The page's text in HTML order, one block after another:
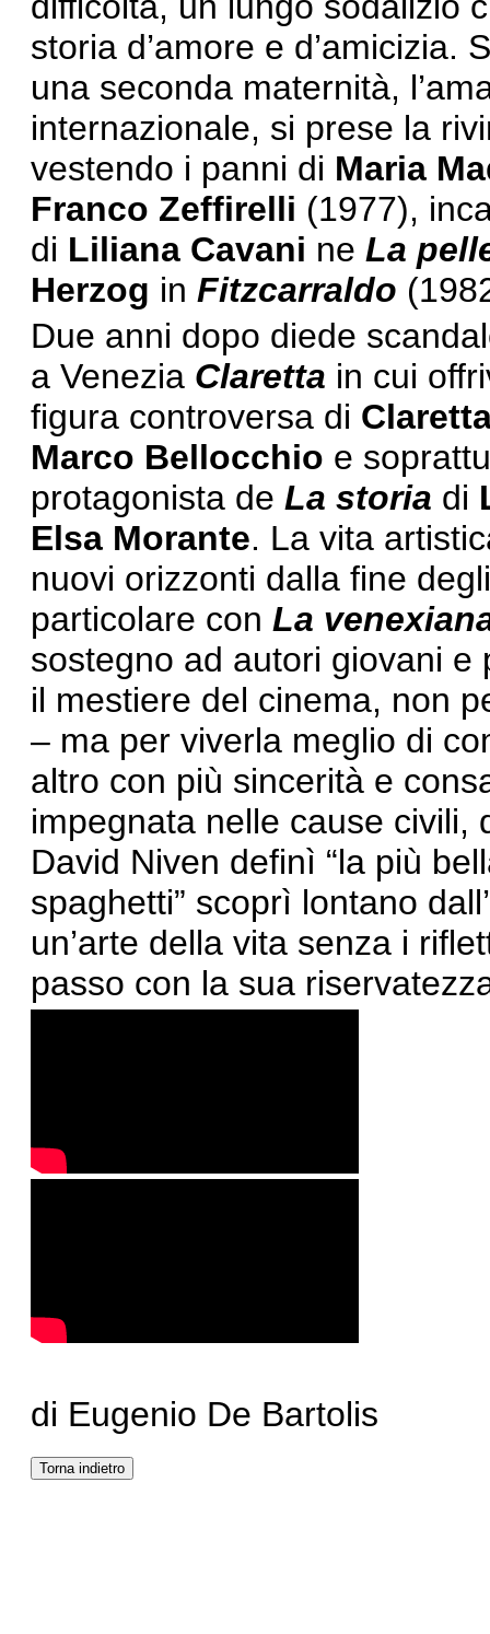
storia d’amore e d’amicizia.
una seconda maternità,
internazionale, si prese la
vestendo i panni di Maria
Franco Zeffirelli (1977),
di Liliana Cavani ne La
Herzog in Fitzcarraldo
Due anni dopo diede
a Venezia Claretta in cui
figura controversa di
Marco Bellocchio e
protagonista de La storia di
Elsa Morante. La vita
nuovi orizzonti dalla fine
particolare con La
sostegno ad autori giovani e
il mestiere del cinema, non
– ma per viverla meglio di
altro con più sincerità e
impegnata nelle cause civili,
David Niven definì “la più
spaghetti” scoprì lontano
un’arte della vita senza i
passo con la sua
di Eugenio De Bartolis